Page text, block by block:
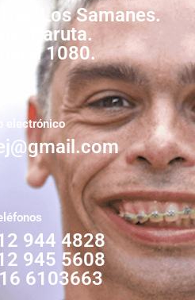
Los Samanes.
Baruta.
1080.
electrónico
944 4828
945 5608
6103663